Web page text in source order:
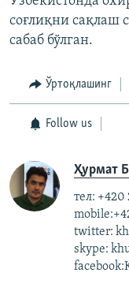
соғлиқни сақлаш
сабаб бўлган.
Ўртоқлашинг
Follow us
Ҳурмат
тел: +420
twitter:
skype: